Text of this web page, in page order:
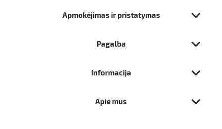
Apmokėjimas ir pristatymas
Pagalba
Informacija
Apie mus